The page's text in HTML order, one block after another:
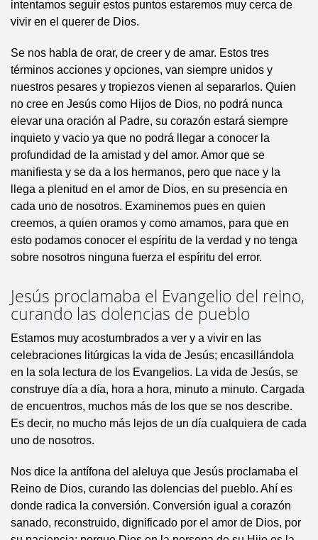
intentamos seguir estos puntos estaremos muy cerca de
vivir en el querer de Dios.
Se nos habla de orar, de creer y de amar. Estos tres
términos acciones y opciones, van siempre unidos y
nuestros pesares y tropiezos vienen al separarlos. Quien
no cree en Jesús como Hijos de Dios, no podrá nunca
elevar una oración al Padre, su corazón estará siempre
inquieto y vacio ya que no podrá llegar a conocer la
profundidad de la amistad y del amor. Amor que se
manifiesta y se da a los hermanos, pero que nace y la
llega a plenitud en el amor de Dios, en su presencia en
cada uno de nosotros. Examinemos pues en quien
creemos, a quien oramos y como amamos, para que en
esto podamos conocer el espíritu de la verdad y no tenga
sobre nosotros ninguna fuerza el espíritu del error.
Jesús proclamaba el Evangelio del reino,
curando las dolencias de pueblo
Estamos muy acostumbrados a ver y a vivir en las
celebraciones litúrgicas la vida de Jesús; encasillándola
en la sola lectura de los Evangelios. La vida de Jesús, se
construye día a día, hora a hora, minuto a minuto. Cargada
de encuentros, muchos más de los que se nos describe.
Es decir, no mucho más lejos de un día cualquiera de cada
uno de nosotros.
Nos dice la antífona del aleluya que Jesús proclamaba el
Reino de Dios, curando las dolencias del pueblo. Ahí es
donde radica la conversión. Conversión igual a corazón
sanado, reconstruido, dignificado por el amor de Dios, por